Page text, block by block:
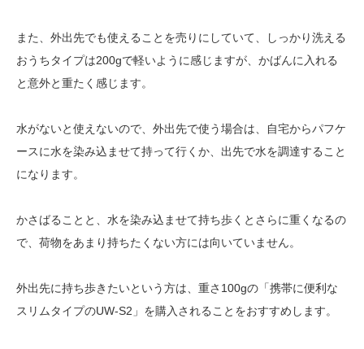
また、外出先でも使えることを売りにしていて、しっかり洗える
おうちタイプは200gで軽いように感じますが、かばんに入れる
と意外と重たく感じます。
水がないと使えないので、外出先で使う場合は、自宅からパフケ
ースに水を染み込ませて持って行くか、出先で水を調達すること
になります。
かさばることと、水を染み込ませて持ち歩くとさらに重くなるの
で、荷物をあまり持ちたくない方には向いていません。
外出先に持ち歩きたいという方は、重さ100gの「携帯に便利な
スリムタイプのUW-S2」を購入されることをおすすめします。